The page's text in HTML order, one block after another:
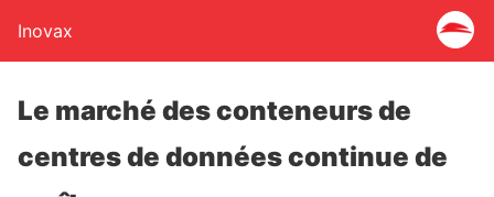
Inovax
Le marché des conteneurs de
centres de données continue de